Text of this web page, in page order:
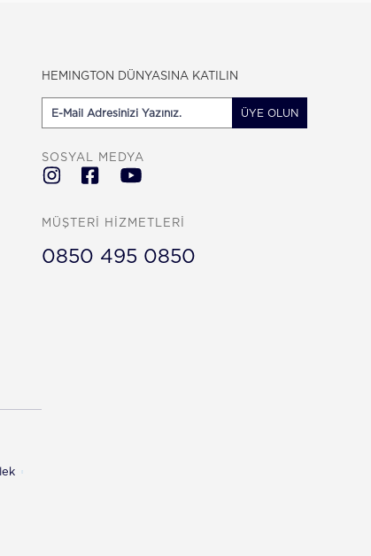
HEMINGTON DÜNYASINA KATILIN
ÜYE OLUN
SOSYAL MEDYA
MÜŞTERİ HİZMETLERİ
0850 495 0850